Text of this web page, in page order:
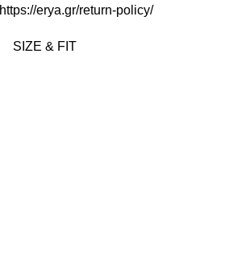
https://erya.gr/return-policy/
SIZE & FIT